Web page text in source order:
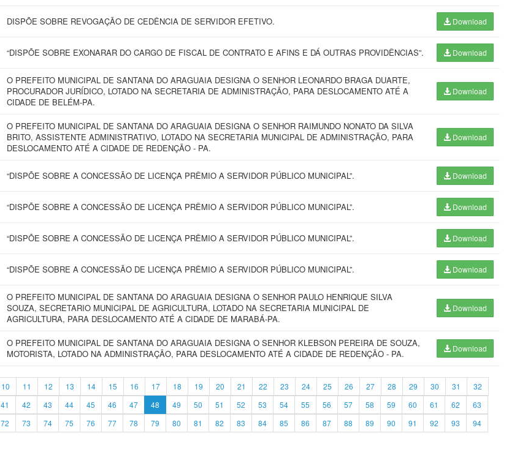
DISPÕE SOBRE REVOGAÇÃO DE CEDÊNCIA DE SERVIDOR EFETIVO. Download
“DISPÕE SOBRE EXONARAR DO CARGO DE FISCAL DE CONTRATO E AFINS E DÁ OUTRAS PROVIDÊNCIAS”. Download
O PREFEITO MUNICIPAL DE SANTANA DO ARAGUAIA DESIGNA O SENHOR LEONARDO BRAGA DUARTE,
PROCURADOR JURÍDICO, LOTADO NA SECRETARIA DE ADMINISTRAÇÃO, PARA DESLOCAMENTO ATÉ A
CIDADE DE BELÉM-PA.
Download
O PREFEITO MUNICIPAL DE SANTANA DO ARAGUAIA DESIGNA O SENHOR RAIMUNDO NONATO DA SILVA
BRITO, ASSISTENTE ADMINISTRATIVO, LOTADO NA SECRETARIA MUNICIPAL DE ADMINISTRAÇÃO, PARA
DESLOCAMENTO ATÉ A CIDADE DE REDENÇÃO - PA.
Download
“DISPÕE SOBRE A CONCESSÃO DE LICENÇA PRÊMIO A SERVIDOR PÚBLICO MUNICIPAL”. Download
“DISPÕE SOBRE A CONCESSÃO DE LICENÇA PRÊMIO A SERVIDOR PÚBLICO MUNICIPAL”. Download
“DISPÕE SOBRE A CONCESSÃO DE LICENÇA PRÊMIO A SERVIDOR PÚBLICO MUNICIPAL”. Download
“DISPÕE SOBRE A CONCESSÃO DE LICENÇA PRÊMIO A SERVIDOR PÚBLICO MUNICIPAL”. Download
O PREFEITO MUNICIPAL DE SANTANA DO ARAGUAIA DESIGNA O SENHOR PAULO HENRIQUE SILVA
SOUZA, SECRETARIO MUNICIPAL DE AGRICULTURA, LOTADO NA SECRETARIA MUNICIPAL DE
AGRICULTURA, PARA DESLOCAMENTO ATÉ A CIDADE DE MARABÁ-PA.
Download
O PREFEITO MUNICIPAL DE SANTANA DO ARAGUAIA DESIGNA O SENHOR KLEBSON PEREIRA DE SOUZA,
MOTORISTA, LOTADO NA ADMINISTRAÇÃO, PARA DESLOCAMENTO ATÉ A CIDADE DE REDENÇÃO - PA.
Download
10 11 12 13 14 15 16 17 18 19 20 21 22 23 24 25 26 27 28 29 30 31
32
41 42 43 44 45 46 47 48 49 50 51 52 53 54 55 56 57 58 59 60 61 62
63
72 73 74 75 76 77 78 79 80 81 82 83 84 85 86 87 88 89 90 91 92 93
94